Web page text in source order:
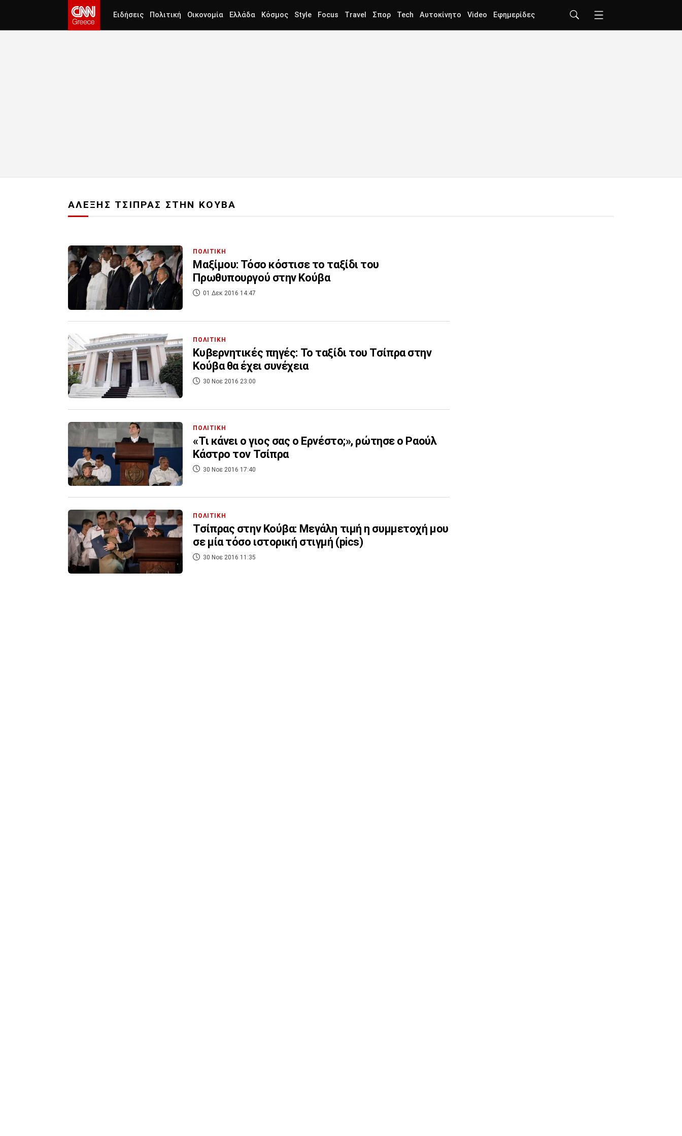
Ειδήσεις Πολιτική Οικονομία Ελλάδα Κόσμος Style Focus Travel Σπορ Tech Αυτοκίνητο Video Εφημερίδες
ΑΛΕΞΗΣ ΤΣΙΠΡΑΣ ΣΤΗΝ ΚΟΥΒΑ
ΠΟΛΙΤΙΚΗ
Μαξίμου: Τόσο κόστισε το ταξίδι του
Πρωθυπουργού στην Κούβα
01 Δεκ 2016 14:47
ΠΟΛΙΤΙΚΗ
Κυβερνητικές πηγές: Το ταξίδι του Τσίπρα στην
Κούβα θα έχει συνέχεια
30 Νοε 2016 23:00
ΠΟΛΙΤΙΚΗ
«Τι κάνει ο γιος σας ο Ερνέστο;», ρώτησε ο Ραούλ
Κάστρο τον Τσίπρα
30 Νοε 2016 17:40
ΠΟΛΙΤΙΚΗ
Τσίπρας στην Κούβα: Μεγάλη τιμή η συμμετοχή μου
σε μία τόσο ιστορική στιγμή (pics)
30 Νοε 2016 11:35